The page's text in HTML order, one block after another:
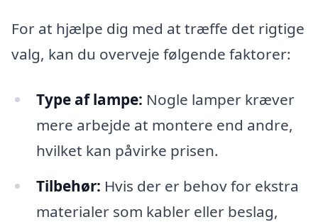
For at hjælpe dig med at træffe det rigtige
valg, kan du overveje følgende faktorer:
Type af lampe: Nogle lamper kræver
mere arbejde at montere end andre,
hvilket kan påvirke prisen.
Tilbehør: Hvis der er behov for ekstra
materialer som kabler eller beslag,